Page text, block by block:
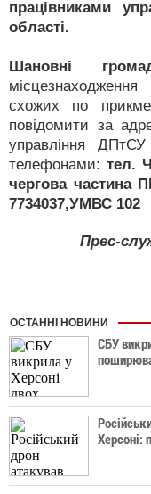
працівниками
області.
Шановні
схожих по
повідомити за
управління
телефонами: тел.
чергова частина
7734037,УМВС 102
Прес-
ОСТАННІ НОВИНИ
СБУ
Херсоні: